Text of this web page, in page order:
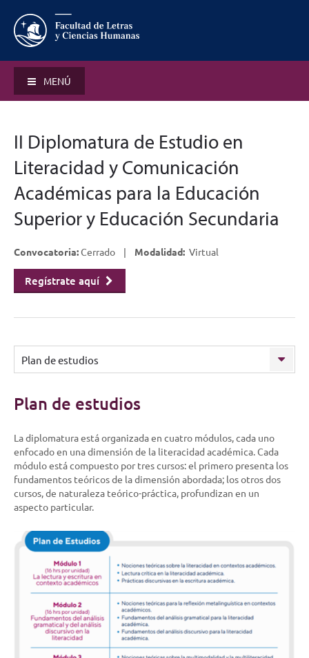
MENÚ
II Diplomatura de Estudio en
Literacidad y Comunicación
Académicas para la Educación
Superior y Educación Secundaria
Convocatoria:Cerrado | Modalidad: Virtual
Regístrate aquí
Plan de estudios
Plan de estudios
La diplomatura está organizada en cuatro módulos, cada uno
enfocado en una dimensión de la literacidad académica. Cada
módulo está compuesto por tres cursos: el primero presenta los
fundamentos teóricos de la dimensión abordada; los otros dos
cursos, de naturaleza teórico-práctica, profundizan en un
aspecto particular.